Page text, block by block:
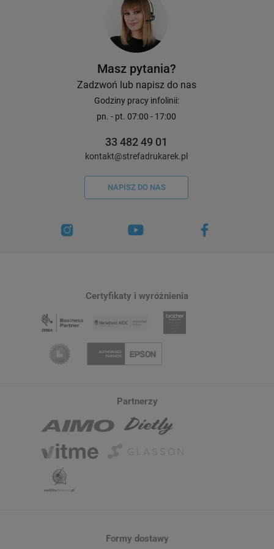
Masz pytania?
Zadzwoń lub napisz do nas
Godziny pracy infolinii:
pn. - pt. 07:00 - 17:00
33 482 49 01
kontakt@strefadrukarek.pl
NAPISZ DO NAS
Certyfikaty i wyróżnienia
Partnerzy
Formy dostawy